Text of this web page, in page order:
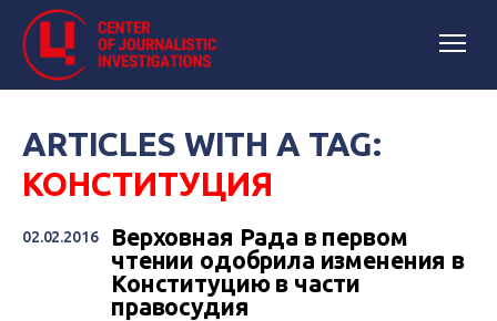
ARTICLES WITH A TAG:
КОНСТИТУЦИЯ
02.02.2016
Верховная Рада в первом
чтении одобрила изменения в
Конституцию в части
правосудия